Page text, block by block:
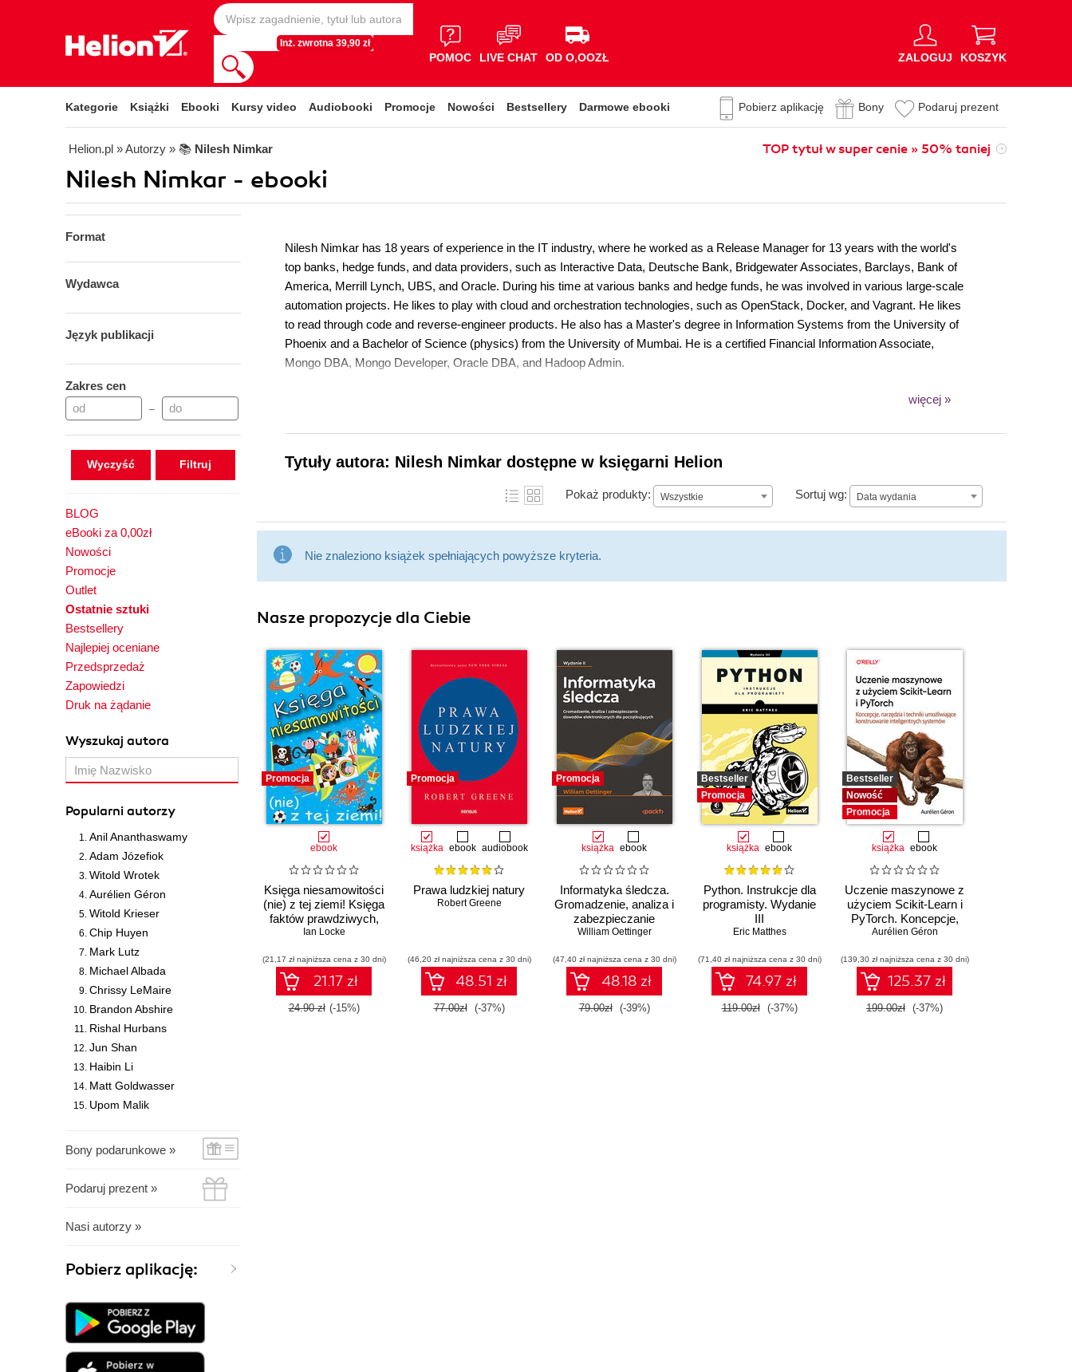
Inż. zwrotna 39,90 zł
POMOC LIVE CHAT OD O,OOZŁ ZALOGUJ KOSZYK
Kategorie Książki Ebooki Kursy video Audiobooki Promocje Nowości Bestsellery Darmowe ebooki Pobierz aplikację Bony Podaruj prezent
Helion.pl » Autorzy » 📚 Nilesh Nimkar TOP tytuł w super cenie » 50% taniej
Nilesh Nimkar - ebooki
Format
Wydawca
Język publikacji
Zakres cen
–
Wyczyść
BLOG
eBooki za 0,00zł
Nowości
Promocje
Outlet
Ostatnie sztuki
Bestsellery
Najlepiej oceniane
Przedsprzedaż
Zapowiedzi
Druk na żądanie
Wyszukaj autora
Popularni autorzy
Anil Ananthaswamy
Adam Józefiok
Witold Wrotek
Aurélien Géron
Witold Krieser
Chip Huyen
Mark Lutz
Michael Albada
Chrissy LeMaire
Brandon Abshire
Rishal Hurbans
Jun Shan
Haibin Li
Matt Goldwasser
Upom Malik
Bony podarunkowe »
Podaruj prezent »
Nasi autorzy »
Pobierz aplikację:
Nilesh Nimkar has 18 years of experience in the IT industry, where he worked as a Release Manager for 13 years with the world's
top banks, hedge funds, and data providers, such as Interactive Data, Deutsche Bank, Bridgewater Associates, Barclays, Bank of
America, Merrill Lynch, UBS, and Oracle. During his time at various banks and hedge funds, he was involved in various large-scale
automation projects. He likes to play with cloud and orchestration technologies, such as OpenStack, Docker, and Vagrant. He likes
to read through code and reverse-engineer products. He also has a Master's degree in Information Systems from the University of
Phoenix and a Bachelor of Science (physics) from the University of Mumbai. He is a certified Financial Information Associate,
Mongo DBA, Mongo Developer, Oracle DBA, and Hadoop Admin.
więcej »
Tytuły autora: Nilesh Nimkar dostępne w księgarni Helion
Pokaż produkty: Wszystkie Sortuj wg: Data wydania
Data wydania
Nie znaleziono książek spełniających powyższe kryteria.
Nasze propozycje dla Ciebie
Promocja
ebook
Księga niesamowitości
(nie) z tej ziemi! Księga
faktów prawdziwych,
choć niezwykłych
Ian Locke
(21,17 zł najniższa cena z 30 dni)
21.17 zł
24.90 zł (-15%)
Promocja
książka ebook audiobook
Prawa ludzkiej natury
Robert Greene
(46,20 zł najniższa cena z 30 dni)
48.51 zł
77.00zł (-37%)
Promocja
książka ebook
Informatyka śledcza.
Gromadzenie, analiza i
zabezpieczanie
dowodów
początkujących.
Wydanie II
William Oettinger
(47,40 zł najniższa cena z 30 dni)
48.18 zł
79.00zł (-39%)
Bestseller
Promocja
książka ebook
Python. Instrukcje dla
programisty. Wydanie
III
Eric Matthes
(71,40 zł najniższa cena z 30 dni)
74.97 zł
119.00zł (-37%)
Bestseller
Nowość
Promocja
książka ebook
Uczenie maszynowe z
użyciem Scikit-Learn i
PyTorch. Koncepcje,
narzędzia i techniki
konstruowanie
inteligentnych
systemów
Aurélien Géron
(139,30 zł najniższa cena z 30 dni)
125.37 zł
199.00zł (-37%)